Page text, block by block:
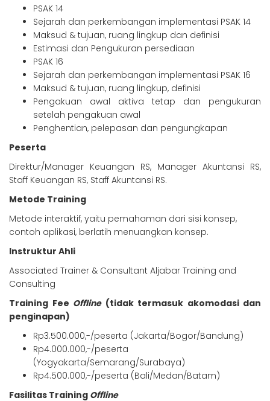
PSAK 14
Sejarah dan perkembangan implementasi PSAK 14
Maksud & tujuan, ruang lingkup dan definisi
Estimasi dan Pengukuran persediaan
PSAK 16
Sejarah dan perkembangan implementasi PSAK 16
Maksud & tujuan, ruang lingkup, definisi
Pengakuan awal aktiva tetap dan pengukuran
setelah pengakuan awal
Penghentian, pelepasan dan pengungkapan
Peserta
Direktur/Manager Keuangan RS, Manager Akuntansi RS,
Staff Keuangan RS, Staff Akuntansi RS.
Metode Training
Metode interaktif, yaitu pemahaman dari sisi konsep,
contoh aplikasi, berlatih menuangkan konsep.
Instruktur Ahli
Associated Trainer & Consultant Aljabar Training and
Consulting
Training Fee Offline (tidak termasuk akomodasi dan
penginapan)
Rp3.500.000,-/peserta (Jakarta/Bogor/Bandung)
Rp4.000.000,-/peserta
(Yogyakarta/Semarang/Surabaya)
Rp4.500.000,-/peserta (Bali/Medan/Batam)
Fasilitas Training Offline